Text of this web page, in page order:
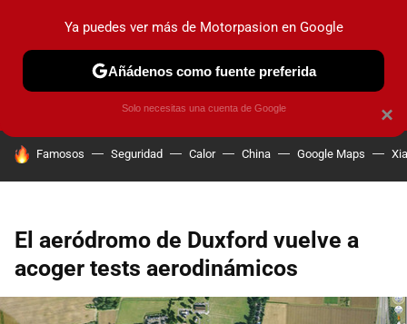
PRUEBAS COCHES ELÉCTRICOS OBSERVATORIO
HOY SE HABLA DE
Famosos Seguridad Calor China Google Maps
El aeródromo de Duxford vuelve a
acoger tests aerodinámicos
×
Ya puedes ver más de Motorpasion en Google
Añádenos como fuente preferida
Solo necesitas una cuenta de Google